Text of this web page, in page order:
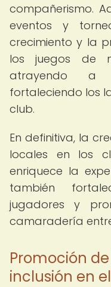
compañerismo.
eventos y
crecimiento y la
los juegos de
atrayendo a
fortaleciendo los
club.
En definitiva, la
locales en los
enriquece la
también
jugadores y
camaradería
Promoción
inclusión en